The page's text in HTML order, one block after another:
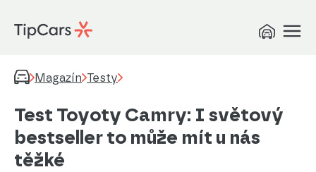
Magazín Testy
Test Toyoty Camry: I světový
bestseller to může mít u nás
těžké